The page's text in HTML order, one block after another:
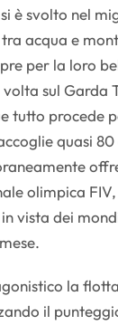
è svolto nel
acqua e
per la loro
sul Garda
tutto procede
quasi
olimpica
vista dei
la
il